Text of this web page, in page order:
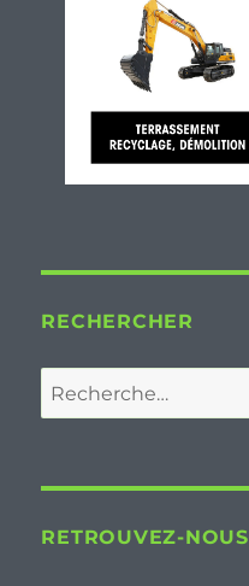
RECHERCHER
Recherche
pour :
RETROUVEZ-NOUS